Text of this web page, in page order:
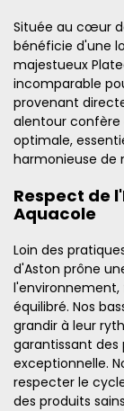
Située au cœur
bénéficie d'une
majestueux
incomparable
provenant
alentour
optimale,
harmonieuse de
Respect de
Aquacole
Loin des
d'Aston prône
l'environnement,
équilibré. Nos
grandir à leur
garantissant des
exceptionnelle.
respecter le
des produits